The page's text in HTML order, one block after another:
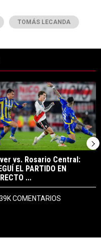
TOMÁS LECANDA
el silencio: Francisco
artículo de tendencia con el
vs. Rosario Central:
EL PARTIDO EN
...
COMENTARIOS